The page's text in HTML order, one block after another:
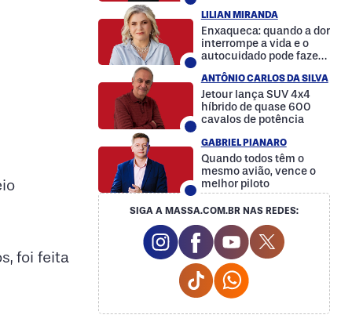
foi feita
LILIAN MIRANDA
Enxaqueca: quando a dor
interrompe a vida e o
autocuidado pode fazer
ANTÔNIO CARLOS DA SILVA
Jetour lança SUV 4x4
híbrido de quase 600
cavalos de potência
GABRIEL PIANARO
Quando todos têm o
mesmo avião, vence o
melhor piloto
SIGA A MASSA.COM.BR NAS REDES:
Instagram Social Media
Facebook Social Media
Youtube Social
Twitter
Tiktok Social Media
Whatsapp